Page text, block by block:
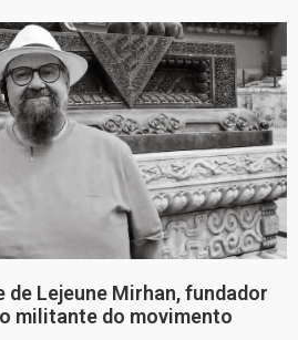
de Lejeune Mirhan, fundador
militante do movimento